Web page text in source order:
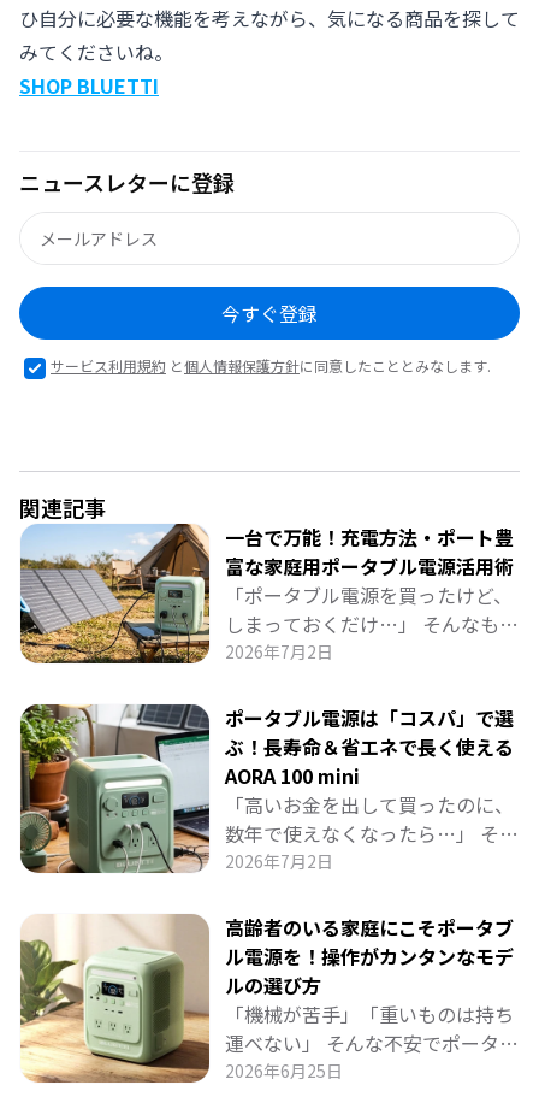
ひ自分に必要な機能を考えながら、気になる商品を探して
みてくださいね。
SHOP BLUETTI
ニュースレターに登録
今すぐ登録
サービス利用規約 と個人情報保護方針に同意したこととみなします.
関連記事
一台で万能！充電方法・ポート豊
富な家庭用ポータブル電源活用術
「ポータブル電源を買ったけど、
しまっておくだけ…」 そんなもっ
たいない使い方をしていません
は、豊富なポート（AC・USB-Cな
ど）で家族のスマホ・PC・照明を
同時に給電できる「日常の万能電
源」です。 リビングやワークスペ
ースに置いてコンセントの死角を
解消したり、停電時にもシームレ
い活用法を詳しく紹介します。
2026年7月2日
ポータブル電源は「コスパ」で選
ぶ！長寿命＆省エネで長く使える
AORA 100 mini
「高いお金を出して買ったのに、
数年で使えなくなったら…」 そん
な不安を解消する、長く使えるポ
ます。 BLUETTI「AORA 100
mini」は、6000回充放電サイク
ルという驚異の耐久性と省エネ設
計で、約17年も安心して使い続け
られる1kWhクラス最強候補。 日
常の節電から防災まで、長期的コ
2026年7月2日
高齢者のいる家庭にこそポータブ
ル電源を！操作がカンタンなモデ
ルの選び方
「機械が苦手」「重いものは持ち
運べない」 そんな不安でポータブ
ル電源を諦めていませんか？ 高齢
2026年6月25日